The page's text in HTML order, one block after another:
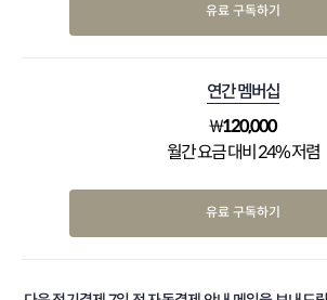
유료 구독하기
연간 멤버십
₩120,000
월간 요금 대비 24% 저렴
유료 구독하기